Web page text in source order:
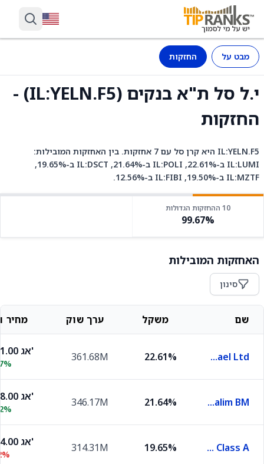
מבט על החזקות
י.ל סל ת"א בנקים (IL:YELN.F5) -
החזקות
IL:YELN.F5 היא קרן סל עם 7 אחזקות. בין האחזקות המובילות:
IL:LUMI ב-22.61%, IL:POLI ב-21.64%, IL:DSCT ב-19.65%,
IL:MZTF ב-19.50%, IL:FIBI ב-12.56%.
10 ההחזקות הגדולות
99.67%
האחזקות המובילות
סינון
שם משקל ערך שוק מחיר
Bank Leumi Le-Israel Ltd
22.61%
361.68M 7,381.00 אג'
Bank Hapoalim BM
21.64%
346.17M 7,548.00 אג'
Israel Discount Bank Class A
19.65%
314.31M 3,194.00 אג'